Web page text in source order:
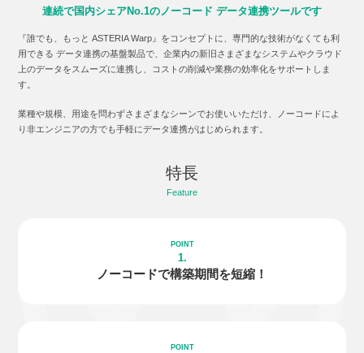
連続で国内シェアNo.1のノーコード データ連携ツールです
『誰でも、もっと ASTERIA Warp』をコンセプトに、専門的な技術がなくても利
用できる データ連携の基盤製品で、企業内の新旧さまざまなシステムやクラウド
上のデータをスムーズに連携し、コストの削減や業務の効率化をサポートしま
す。
業種や規模、用途を問わずさまざまなシーンでお使いいただけ、ノーコードによ
り非エンジニアの方でも手軽にデータ連携がはじめられます。
特長
Feature
1.
ノーコードで構築期間を短縮！